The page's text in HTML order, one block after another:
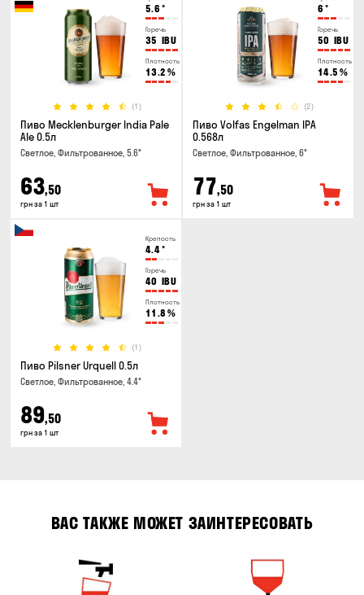
5.6 °
Горечь
35 IBU
Плотность
13.2 %
(1)
Пиво Mecklenburger India Pale
Ale 0.5л
Светлое, Фильтрованное, 5.6°
63,50
грн за 1 шт
6 °
Горечь
50 IBU
Плотность
14.5 %
(2)
Пиво Volfas Engelman IPA
0.568л
Светлое, Фильтрованное, 6°
77,50
грн за 1 шт
Крепость
4.4°
Горечь
40 IBU
Плотность
11.8 %
(1)
Пиво Pilsner Urquell 0.5л
Светлое, Фильтрованное, 4.4°
89,50
грн за 1 шт
ВАС ТАКЖЕ МОЖЕТ ЗАИНТЕРЕСОВАТЬ